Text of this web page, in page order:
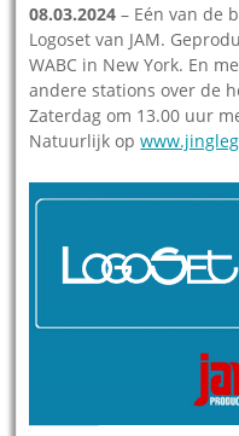
08.03.2024 – Eén van de
Logoset van JAM.
WABC in New York. En
andere stations over de
Zaterdag om 13.00 uur
Natuurlijk op